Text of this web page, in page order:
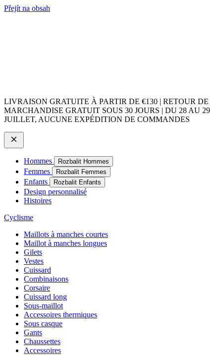
Přejít na obsah
LIVRAISON GRATUITE À PARTIR DE €130 | RETOUR DE
MARCHANDISE GRATUIT SOUS 30 JOURS | DU 28 AU 29
JUILLET, AUCUNE EXPÉDITION DE COMMANDES
Hommes Rozbalit Hommes
Femmes Rozbalit Femmes
Enfants Rozbalit Enfants
Design personnalisé
Histoires
Cyclisme
Maillots à manches courtes
Maillot à manches longues
Gilets
Vestes
Cuissard
Combinaisons
Corsaire
Cuissard long
Sous-maillot
Accessoires thermiques
Sous casque
Gants
Chaussettes
Accessoires